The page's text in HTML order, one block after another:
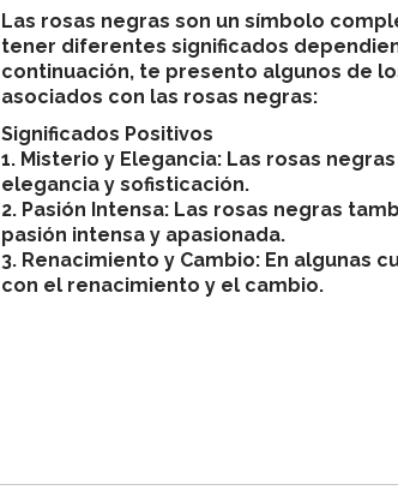
Las rosas negras son un símbolo
tener diferentes significados
continuación, te presento algunos de
asociados con las rosas negras:
Significados Positivos
1. Misterio y Elegancia: Las rosas
elegancia y sofisticación.
2. Pasión Intensa: Las rosas negras
pasión intensa y apasionada.
3. Renacimiento y Cambio: En algunas
con el renacimiento y el cambio.